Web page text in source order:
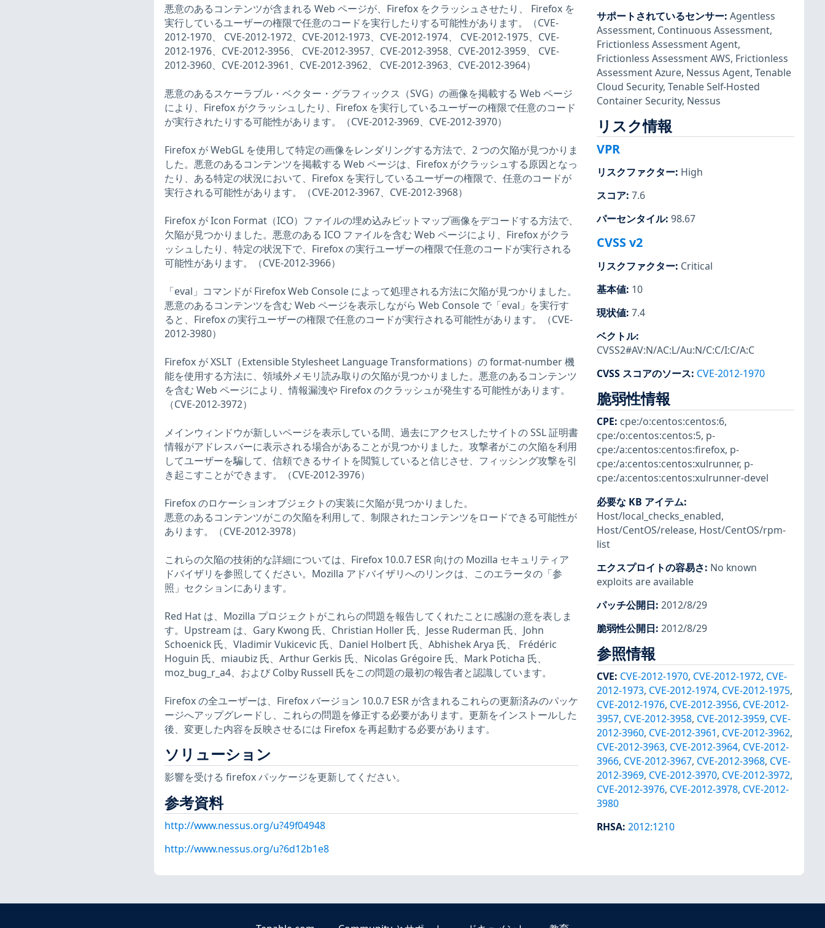
悪意のあるコンテンツが含まれる Web ページが、Firefox をクラッシュさせたり、 Firefox を
実行しているユーザーの権限で任意のコードを実行したりする可能性があります。（CVE-
2012-1970、 CVE-2012-1972、CVE-2012-1973、CVE-2012-1974、 CVE-2012-1975、CVE-
2012-1976、CVE-2012-3956、 CVE-2012-3957、CVE-2012-3958、CVE-2012-3959、 CVE-
2012-3960、CVE-2012-3961、CVE-2012-3962、 CVE-2012-3963、CVE-2012-3964）
悪意のあるスケーラブル・ベクター・グラフィックス（SVG）の画像を掲載する Web ページ
により、Firefox がクラッシュしたり、Firefox を実行しているユーザーの権限で任意のコード
が実行されたりする可能性があります。（CVE-2012-3969、CVE-2012-3970）
Firefox が WebGL を使用して特定の画像をレンダリングする方法で、2 つの欠陥が見つかりま
した。悪意のあるコンテンツを掲載する Web ページは、Firefox がクラッシュする原因となっ
たり、ある特定の状況において、Firefox を実行しているユーザーの権限で、任意のコードが
実行される可能性があります。（CVE-2012-3967、CVE-2012-3968）
Firefox が Icon Format（ICO）ファイルの埋め込みビットマップ画像をデコードする方法で、
欠陥が見つかりました。悪意のある ICO ファイルを含む Web ページにより、Firefox がクラ
ッシュしたり、特定の状況下で、Firefox の実行ユーザーの権限で任意のコードが実行される
可能性があります。（CVE-2012-3966）
「eval」コマンドが Firefox Web Console によって処理される方法に欠陥が見つかりました。
悪意のあるコンテンツを含む Web ページを表示しながら Web Console で「eval」を実行す
ると、Firefox の実行ユーザーの権限で任意のコードが実行される可能性があります。（CVE-
2012-3980）
Firefox が XSLT（Extensible Stylesheet Language Transformations）の format-number 機
能を使用する方法に、領域外メモリ読み取りの欠陥が見つかりました。悪意のあるコンテンツ
を含む Web ページにより、情報漏洩や Firefox のクラッシュが発生する可能性があります。
（CVE-2012-3972）
メインウィンドウが新しいページを表示している間、過去にアクセスしたサイトの SSL 証明書
情報がアドレスバーに表示される場合があることが見つかりました。攻撃者がこの欠陥を利用
してユーザーを騙して、信頼できるサイトを閲覧していると信じさせ、フィッシング攻撃を引
き起こすことができます。（CVE-2012-3976）
Firefox のロケーションオブジェクトの実装に欠陥が見つかりました。
悪意のあるコンテンツがこの欠陥を利用して、制限されたコンテンツをロードできる可能性が
あります。（CVE-2012-3978）
これらの欠陥の技術的な詳細については、Firefox 10.0.7 ESR 向けの Mozilla セキュリティア
ドバイザリを参照してください。Mozilla アドバイザリへのリンクは、このエラータの「参
照」セクションにあります。
Red Hat は、Mozilla プロジェクトがこれらの問題を報告してくれたことに感謝の意を表しま
す。Upstream は、Gary Kwong 氏、Christian Holler 氏、Jesse Ruderman 氏、John
Schoenick 氏、Vladimir Vukicevic 氏、Daniel Holbert 氏、Abhishek Arya 氏、 Frédéric
Hoguin 氏、miaubiz 氏、Arthur Gerkis 氏、Nicolas Grégoire 氏、Mark Poticha 氏、
moz_bug_r_a4、および Colby Russell 氏をこの問題の最初の報告者と認識しています。
Firefox の全ユーザーは、Firefox バージョン 10.0.7 ESR が含まれるこれらの更新済みのパッケ
ージへアップグレードし、これらの問題を修正する必要があります。更新をインストールした
後、変更した内容を反映させるには Firefox を再起動する必要があります。
ソリューション
影響を受ける firefox パッケージを更新してください。
参考資料
http://www.nessus.org/u?49f04948
http://www.nessus.org/u?6d12b1e8
サポートされているセンサー: Agentless
Assessment, Continuous Assessment,
Frictionless Assessment Agent,
Frictionless Assessment AWS, Frictionless
Assessment Azure, Nessus Agent, Tenable
Cloud Security, Tenable Self-Hosted
Container Security, Nessus
リスク情報
VPR
リスクファクター: High
スコア: 7.6
パーセンタイル: 98.67
CVSS v2
リスクファクター: Critical
基本値: 10
現状値: 7.4
ベクトル:
CVSS2#AV:N/AC:L/Au:N/C:C/I:C/A:C
CVSS スコアのソース: CVE-2012-1970
脆弱性情報
CPE: cpe:/o:centos:centos:6,
cpe:/o:centos:centos:5, p-
cpe:/a:centos:centos:firefox, p-
cpe:/a:centos:centos:xulrunner, p-
cpe:/a:centos:centos:xulrunner-devel
必要な KB アイテム:
Host/local_checks_enabled,
Host/CentOS/release, Host/CentOS/rpm-
list
エクスプロイトの容易さ: No known
exploits are available
パッチ公開日: 2012/8/29
脆弱性公開日: 2012/8/29
参照情報
CVE: CVE-2012-1970, CVE-2012-1972, CVE-
2012-1973, CVE-2012-1974, CVE-2012-1975,
CVE-2012-1976, CVE-2012-3956, CVE-2012-
3957, CVE-2012-3958, CVE-2012-3959, CVE-
2012-3960, CVE-2012-3961, CVE-2012-3962,
CVE-2012-3963, CVE-2012-3964, CVE-2012-
3966, CVE-2012-3967, CVE-2012-3968, CVE-
2012-3969, CVE-2012-3970, CVE-2012-3972,
CVE-2012-3976, CVE-2012-3978, CVE-2012-
3980
RHSA: 2012:1210